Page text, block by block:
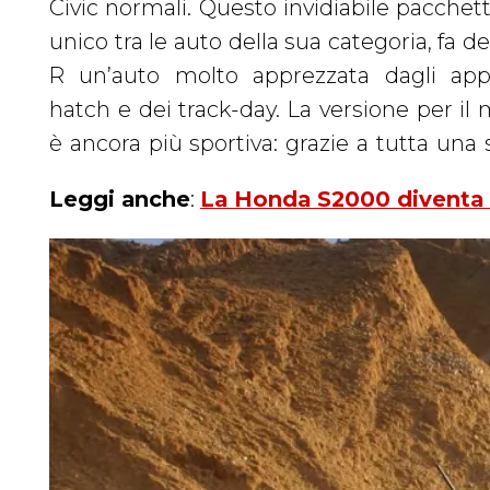
Civic normali. Questo invidiabile
unico tra le auto della sua categoria, fa
R un’auto molto apprezzata dagli
hatch e dei track-day. La versione per il
è ancora più sportiva: grazie a tutta una
Giappone, il cui tempo nello “0-100”
l’aggiornamento del 2003, che
modifiche allo sterzo, sospensioni e
Leggi anche: La Honda S2000 diventa